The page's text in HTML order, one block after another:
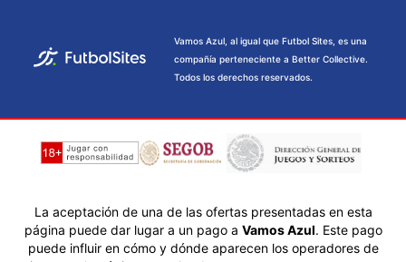
Vamos Azul, al igual que Futbol Sites, es una
compañía perteneciente a Better Collective.
Todos los derechos reservados.
La aceptación de una de las ofertas presentadas en esta
página puede dar lugar a un pago a Vamos Azul. Este pago
puede influir en cómo y dónde aparecen los operadores de